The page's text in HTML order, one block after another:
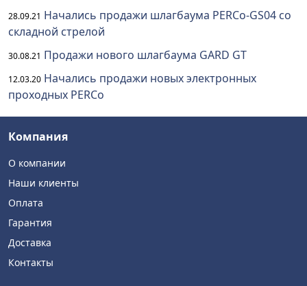
28.09.21 Начались продажи шлагбаума PERCo-GS04 со
складной стрелой
30.08.21 Продажи нового шлагбаума GARD GT
12.03.20 Начались продажи новых электронных
проходных PERCo
Компания
О компании
Наши клиенты
Оплата
Гарантия
Доставка
Контакты